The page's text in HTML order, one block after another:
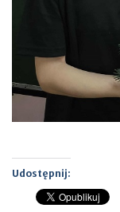
Udostępnij: